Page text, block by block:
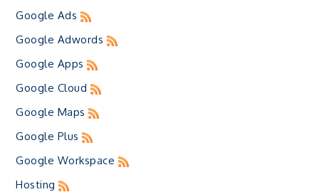
Google Ads
Google Adwords
Google Apps
Google Cloud
Google Maps
Google Plus
Google Workspace
Hosting